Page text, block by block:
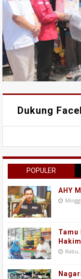
Dukung
POPULER
AHY
Tamu
Hakim
Rabu,